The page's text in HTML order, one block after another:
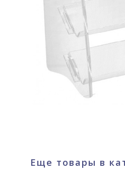
Еще товары в